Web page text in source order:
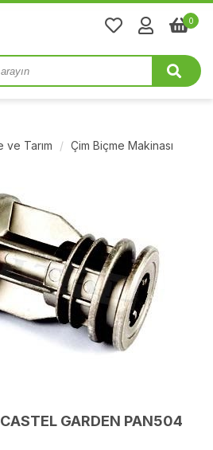
0
ve Tarım Çim Biçme Makinası
GARDEN PAN504